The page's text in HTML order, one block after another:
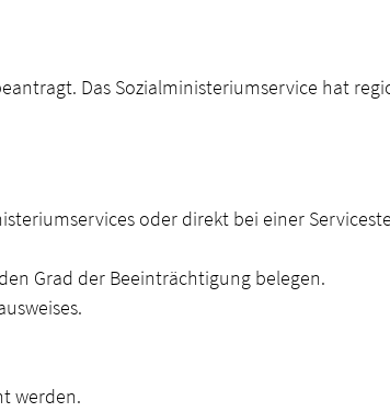
Das Sozialministeriumservice hat
oder direkt bei einer
Grad der Beeinträchtigung belegen.
werden.